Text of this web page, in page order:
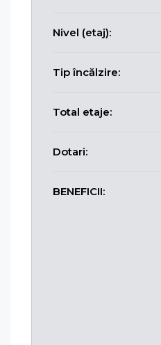
Nivel (etaj):
Tip încălzire:
Total etaje:
Dotari:
BENEFICII: